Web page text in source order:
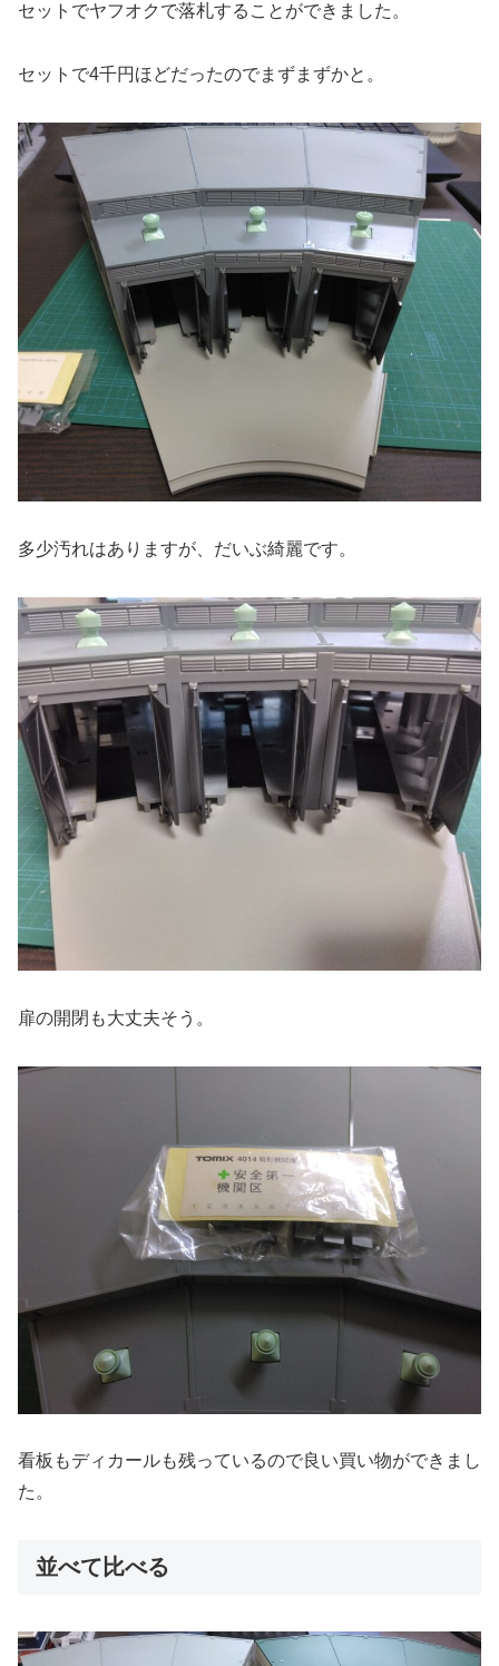
セットでヤフオクで落札することができました。
セットで4千円ほどだったのでまずまずかと。
多少汚れはありますが、だいぶ綺麗です。
扉の開閉も大丈夫そう。
看板もディカールも残っているので良い買い物ができまし
た。
並べて比べる